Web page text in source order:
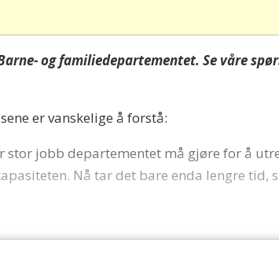
og familiedepartementet. Se våre
er vanskelige å forstå:
jobb departementet må gjøre for å
Nå tar det bare enda lengre tid,